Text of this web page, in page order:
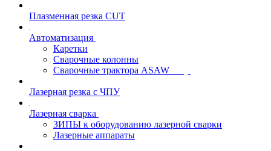
Плазменная резка CUT
Автоматизация
Каретки
Сварочные колонны
Сварочные трактора ASAW
Лазерная резка с ЧПУ
Лазерная сварка
ЗИПЫ к оборудованию лазерной сварки
Лазерные аппараты